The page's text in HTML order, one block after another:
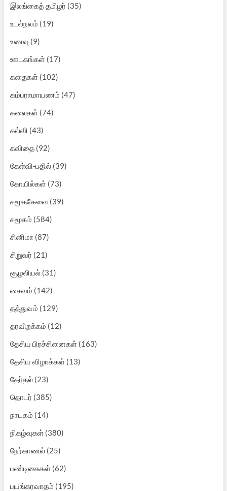
இலங்கைத் தமிழர் (35)
உடல்நலம் (19)
உணவு (9)
ஊடகங்கள்(17)
கதைகள்(102)
கம்பராமாயணம் (47)
கலைகள்(74)
கல்வி (43)
கவிதை(92)
கேள்வி-பதில்(39)
கோயில்கள்(73)
சமூகசேவை (39)
சமூகம் (584)
சினிமா (87)
சிறுவர் (21)
சூழலியல்(31)
சைவம் (142)
தத்துவம் (129)
தரவிறக்கம் (12)
தேசிய பிரச்சினைகள்(163)
தேசிய விழாக்கள்(13)
தேர்தல்(23)
தொடர் (385)
நாடகம் (14)
நிகழ்வுகள்(380)
நேர்காணல்(25)
பண்டிகைகள்(62)
பயங்கரவாதம் (195)